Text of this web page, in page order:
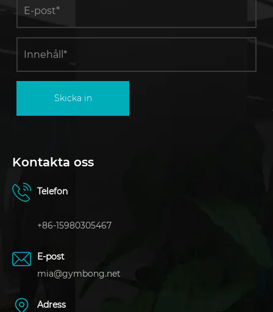
Skicka in
Kontakta oss
Telefon
+86-15980305467
E-post
mia@gymbong.net
Adress